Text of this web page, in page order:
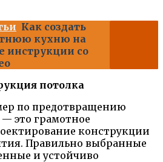
Как создать
кухню на
инструкции со
потолка
по предотвращению
это грамотное
конструкции
Правильно выбранные
и устойчиво